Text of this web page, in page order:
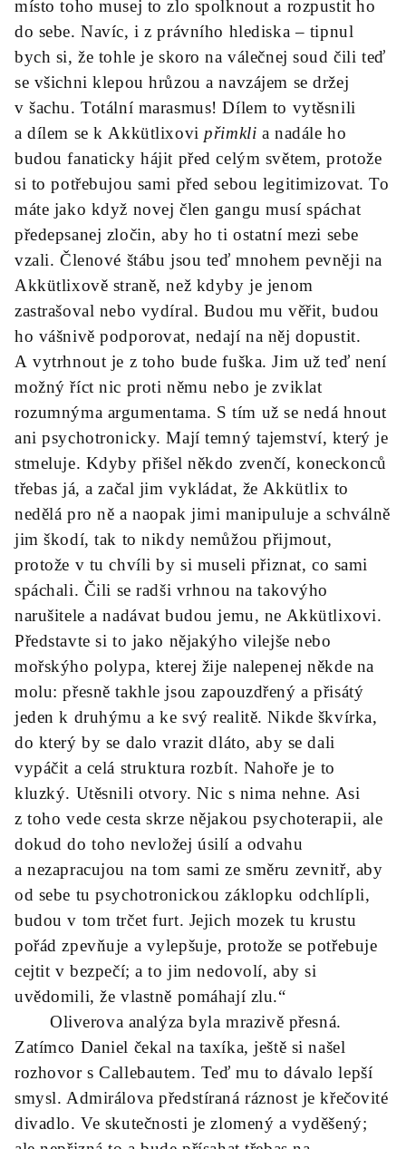
místo toho musej to zlo spolknout a rozpustit ho
do sebe. Navíc, i z právního hlediska – tipnul
bych si, že tohle je skoro na válečnej soud čili teď
se všichni klepou hrůzou a navzájem se držej
v šachu. Totální marasmus! Dílem to vytěsnili
a dílem se k Akkütlixovi přimkli a nadále ho
budou fanaticky hájit před celým světem, protože
si to potřebujou sami před sebou legitimizovat. To
máte jako když novej člen gangu musí spáchat
předepsanej zločin, aby ho ti ostatní mezi sebe
vzali. Členové štábu jsou teď mnohem pevněji na
Akkütlixově straně, než kdyby je jenom
zastrašoval nebo vydíral. Budou mu věřit, budou
ho vášnivě podporovat, nedají na něj dopustit.
A vytrhnout je z toho bude fuška. Jim už teď není
možný říct nic proti němu nebo je zviklat
rozumnýma argumentama. S tím už se nedá hnout
ani psychotronicky. Mají temný tajemství, který je
stmeluje. Kdyby přišel někdo zvenčí, koneckonců
třebas já, a začal jim vykládat, že Akkütlix to
nedělá pro ně a naopak jimi manipuluje a schválně
jim škodí, tak to nikdy nemůžou přijmout,
protože v tu chvíli by si museli přiznat, co sami
spáchali. Čili se radši vrhnou na takovýho
narušitele a nadávat budou jemu, ne Akkütlixovi.
Představte si to jako nějakýho vilejše nebo
mořskýho polypa, kterej žije nalepenej někde na
molu: přesně takhle jsou zapouzdřený a přisátý
jeden k druhýmu a ke svý realitě. Nikde škvírka,
do který by se dalo vrazit dláto, aby se dali
vypáčit a celá struktura rozbít. Nahoře je to
kluzký. Utěsnili otvory. Nic s nima nehne. Asi
z toho vede cesta skrze nějakou psychoterapii, ale
dokud do toho nevložej úsilí a odvahu
a nezapracujou na tom sami ze směru zevnitř, aby
od sebe tu psychotronickou záklopku odchlípli,
budou v tom trčet furt. Jejich mozek tu krustu
pořád zpevňuje a vylepšuje, protože se potřebuje
cejtit v bezpečí; a to jim nedovolí, aby si
uvědomili, že vlastně pomáhají zlu.“
Oliverova analýza byla mrazivě přesná.
Zatímco Daniel čekal na taxíka, ještě si našel
rozhovor s Callebautem. Teď mu to dávalo lepší
smysl. Admirálova předstíraná ráznost je křečovité
divadlo. Ve skutečnosti je zlomený a vyděšený;